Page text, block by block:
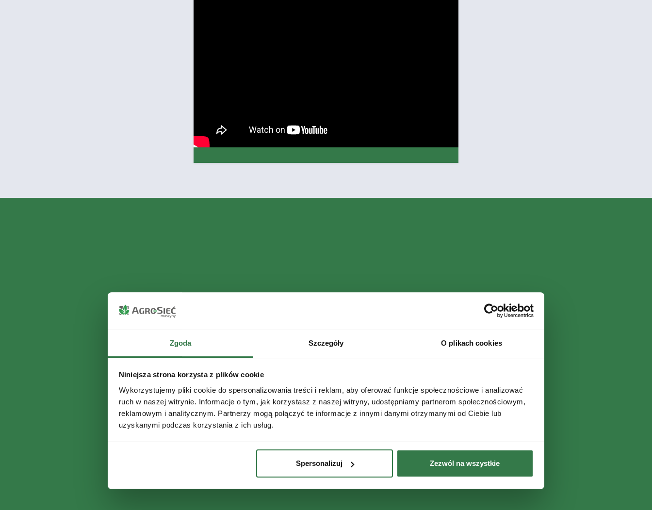
Zgoda Szczegóły O plikach cookies
Niniejsza strona korzysta z plików cookie
Wykorzystujemy pliki cookie do spersonalizowania treści i reklam, aby oferować funkcje społecznościowe i analizować
ruch w naszej witrynie. Informacje o tym, jak korzystasz z naszej witryny, udostępniamy partnerom społecznościowym,
reklamowym i analitycznym. Partnerzy mogą połączyć te informacje z innymi danymi otrzymanymi od Ciebie lub
uzyskanymi podczas korzystania z ich usług.
Spersonalizuj Zezwól na wszystkie